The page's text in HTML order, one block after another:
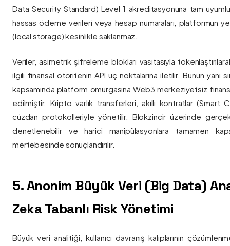
Data Security Standard) Level 1 akreditasyonuna tam
hassas ödeme verileri veya hesap numaraları, platformun
(local storage) kesinlikle saklanmaz.
Veriler, asimetrik şifreleme blokları vasıtasıyla
ilgili finansal otoritenin API uç noktalarına iletilir. Bunun yanı
kapsamında platform omurgasına Web3 merkeziyetsiz
edilmiştir. Kripto varlık transferleri, akıllı kontratlar (Smart
cüzdan protokolleriyle yönetilir. Blokzincir üzerinde
denetlenebilir ve harici manipülasyonlara tamamen
mertebesinde sonuçlandırılır.
5. Anonim Büyük Veri (Big Data)
Zeka Tabanlı Risk Yönetimi
Büyük veri analitiği, kullanıcı davranış kalıplarının